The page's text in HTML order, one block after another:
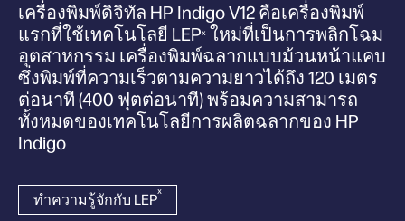
เครื่องพิมพ์ดิจิทัล HP Indigo V12 คือเครื่องพิมพ์
แรกที่ใช้เทคโนโลยี LEPx ใหม่ที่เป็นการพลิกโฉม
อุตสาหกรรม เครื่องพิมพ์ฉลากแบบม้วนหน้าแคบ
ซึ่งพิมพ์ที่ความเร็วตามความยาวได้ถึง 120 เมตร
ต่อนาที (400 ฟุตต่อนาที) พร้อมความสามารถ
ทั้งหมดของเทคโนโลยีการผลิตฉลากของ HP
Indigo
ทำความรู้จักกับ LEPx